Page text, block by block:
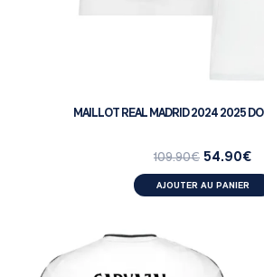
MAILLOT REAL MADRID 2024 2025
109.90€ 54.90€
AJOUTER AU PANIER